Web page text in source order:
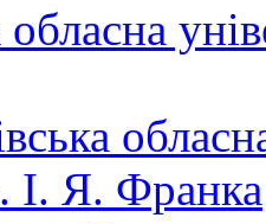
І. Я. Франка